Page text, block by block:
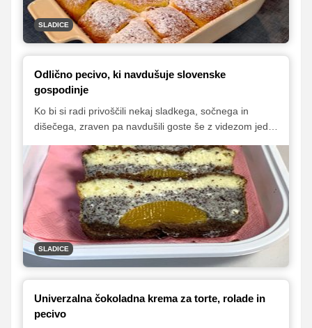
SLADICE
Odlično pecivo, ki navdušuje slovenske
gospodinje
Ko bi si radi privoščili nekaj sladkega, sočnega in
dišečega, zraven pa navdušili goste še z videzom jedi,
breskvami in makom. Recept je bil pred časom pravi hit
na družbenih omrežjih in še danes mnogi prisegajo
nanj. Zato smo se tudi sami morali prepričati, zakaj je
temu tako.
SLADICE
Univerzalna čokoladna krema za torte, rolade in
pecivo